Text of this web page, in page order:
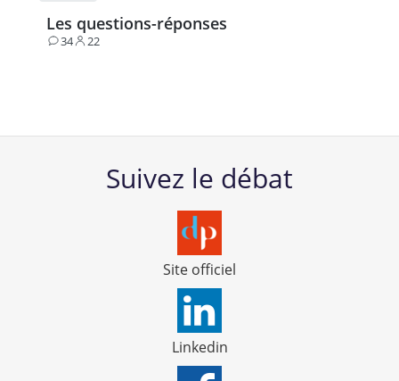
Les questions-réponses
34
Contributions
22
Participants
Suivez le débat
Site officiel
Linkedin